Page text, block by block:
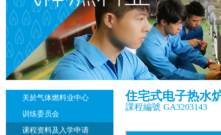
关於气体燃料业中心
训练委员会
课程资料及入学申请
住宅式电子热水
課程編號 GA3203143